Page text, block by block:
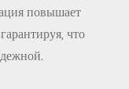
повышает
что